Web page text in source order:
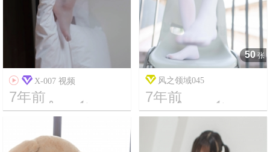
 X-007 视频
7年前
5 4341
50 张
风之领域045
7年前
10 4293